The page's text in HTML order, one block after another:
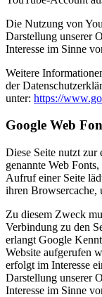
Die Nutzung von
Darstellung unserer
Interesse im Sinne
Weitere
der
unter: https://
Google Web
Diese Seite nutzt
genannte Web
Aufruf einer Seite
ihren Browsercache,
Zu diesem Zweck
Verbindung zu den
erlangt Google
Website aufgerufen
erfolgt im Interesse
Darstellung unserer
Interesse im Sinne